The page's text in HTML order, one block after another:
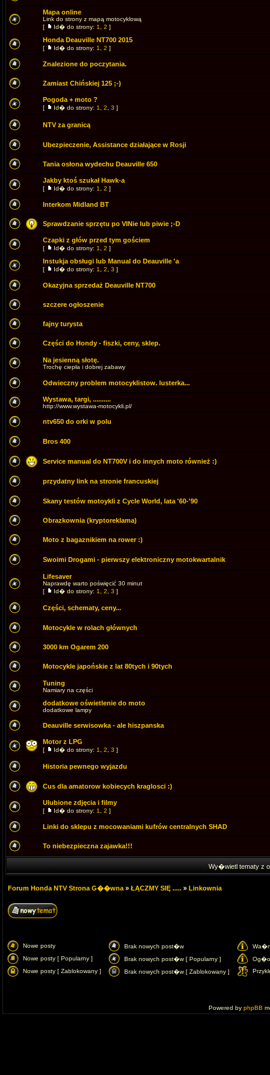
Mapa online
Link do strony z mapą motocyklową
[
Id� do strony: 1 2 ]
Honda Deauville NT700 2015
[ Id� do strony: 1 2 ]
Znalezione do poczytania.
Zamiast Chińskiej 125 ;-)
Pogoda + moto ?
[ Id� do strony: 1 2 3 ]
NTV za granicą
Ubezpieczenie, Assistance działające w Rosji
Tania osłona wydechu Deauville 650
Jakby ktoś szukał Hawk-a
[ Id� do strony: 1 2 ]
Interkom Midland BT
Sprawdzanie sprzętu po VINie lub piwie ;-D
Czapki z głów przed tym gościem
[ Id� do strony: 1 2 ]
Instukja obsługi lub Manual do Deauville 'a
[ Id� do strony: 1 2 3 ]
Okazyjna sprzedaż Deauville NT700
szczere ogłoszenie
fajny turysta
Części do Hondy - fiszki, ceny, sklep.
Na jesienną słotę.
Trochę ciepła i dobrej zabawy
Odwieczny problem motocyklistow. lusterka...
Wystawa, targi, ..........
http://www.wystawa-motocykli.pl/
ntv650 do orki w polu
Bros 400
Service manual do NT700V i do innych moto również :)
przydatny link na stronie francuskiej
Skany testów motoykli z Cycle World, lata '60-'90
Obrazkownia (kryptoreklama)
Moto z bagaznikiem na rower :)
Swoimi Drogami - pierwszy elektroniczny motokwartalnik
Lifesaver
Naprawdę warto poświęcić 30 minut
[
Id� do strony: 1 2 3 ]
Części, schematy, ceny...
Motocykle w rolach głównych
3000 km Ogarem 200
Motocykle japońskie z lat 80tych i 90tych
Tuning
Namiary na części
dodatkowe oświetlenie do moto
dodatkowe lampy
Deauville serwisowka - ale hiszpanska
Motor z LPG
[ Id� do strony: 1 2 3 ]
Historia pewnego wyjazdu
Cus dla amatorow kobiecych kraglosci :)
Ulubione zdjęcia i filmy
[ Id� do strony: 1 2 ]
Linki do sklepu z mocowaniami kufrów centralnych SHAD
To niebezpieczna zajawka!!!
Wy�wietl tematy z
Forum Honda NTV Strona G��wna » ŁĄCZMY SIĘ ..... » Linkownia
Nowe posty Brak nowych post�w
Nowe posty [ Popularny ]
Brak nowych post�w [ Popularny ]
Nowe posty [ Zablokowany ]
Brak nowych post�w [ Zablokowany ]
Powered by phpBB